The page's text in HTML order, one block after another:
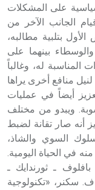
على المشكلات
الجانب الآخر من
بتلبية مطالبه،
بينهما على
المناسبة له، وغالباً
منافع أخرى يراها
أيضاً في عمليات
ويبدو من مختلف
أنه صار تقانة لضبط
السوي والشاذ،
في الحياة اليومية.
ـ ثورندايك ـ
سكنر، «تكنولوجية